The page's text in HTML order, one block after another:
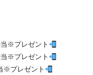
※プレゼント
※プレゼント
※プレゼント